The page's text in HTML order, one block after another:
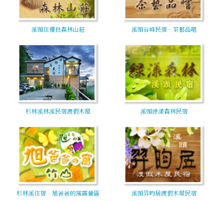
溪頭住優良森林山莊 溪頭谷峰民宿‧茶藝品嚐
杉林溪林溪民宿渡假木屋 溪頭綠漾森林民宿
杉林溪住宿‧旭爸爸的窩露營區 溪頭羿昀居渡假木屋民宿